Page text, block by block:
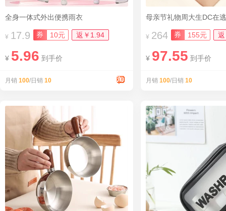
全身一体式外出便携雨衣
¥ 17.9 券 10元 返￥1.94
¥ 5.96 到手价
月销 100/日销 10
母亲节礼物周大生DC在
¥ 264 券 155元
¥ 97.55 到手价
月销 100/日销 10